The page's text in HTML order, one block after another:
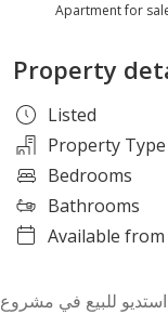
Apartment for
Property
Listed
Property Type
Bedrooms
Bathrooms
Available from